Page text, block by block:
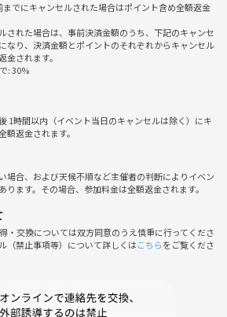
参加ください〜🐷🐷🌻🌿🌈
各自負担となります。
帯によっては、オーダー出来ないメニューも
り、席替えなど充分に交流が行えない場合が
る場合や混雑時に予定より早く退店をする場
代30代限定になります。
セル、他サークルの宣伝など迷惑のかかる行
げーとに報告し今後の参加が不可能になりま
までにキャンセルされた場合はポイント含め全額返金
された場合は、事前決済金額のうち、下記のキャンセ
なり、決済金額とポイントのそれぞれからキャンセル
金されます。
: 30%
1時間以内（イベント当日のキャンセルは除く）にキ
額返金されます。
場合、および天候不順など主催者の判断によりイベン
ります。その場合、参加料金は全額返金されます。
・交換については双方同意のうえ慎重に行ってくださ
（禁止事項等）について詳しくはこちらをご覧くださ